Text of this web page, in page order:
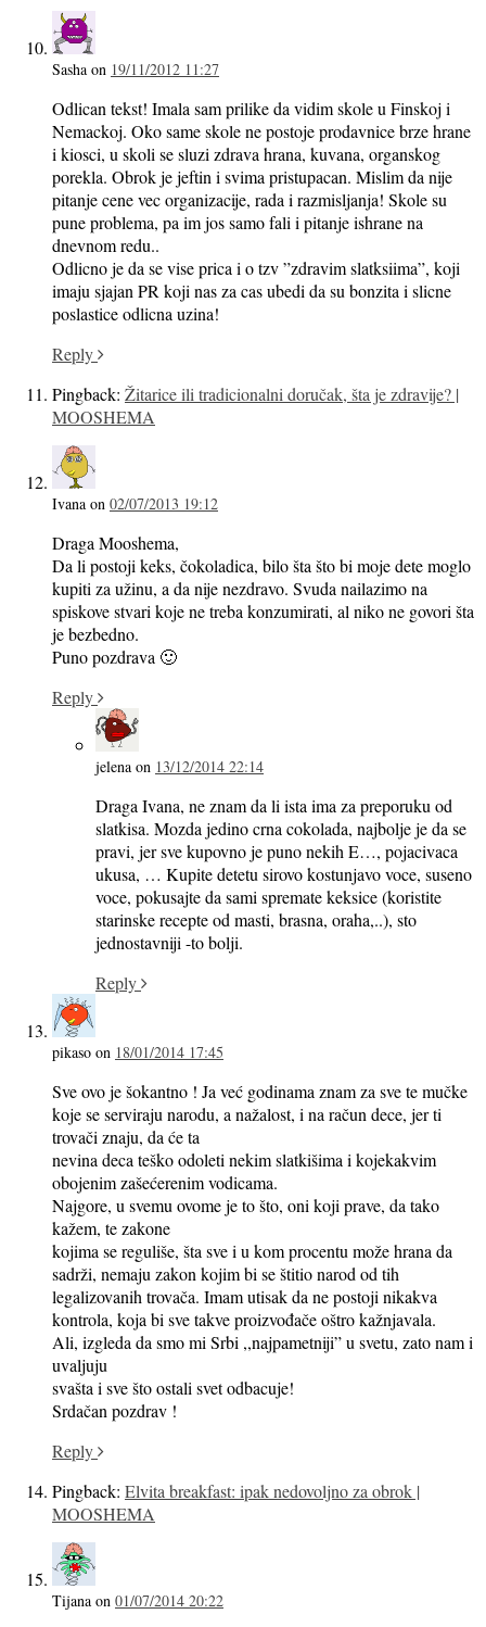
Sasha on 19/11/2012 11:27
Odlican tekst! Imala sam prilike da vidim skole u Finskoj i
Nemackoj. Oko same skole ne postoje prodavnice brze hrane
i kiosci, u skoli se sluzi zdrava hrana, kuvana, organskog
porekla. Obrok je jeftin i svima pristupacan. Mislim da nije
pitanje cene vec organizacije, rada i razmisljanja! Skole su
pune problema, pa im jos samo fali i pitanje ishrane na
dnevnom redu..
Odlicno je da se vise prica i o tzv ”zdravim slatksiima”, koji
imaju sjajan PR koji nas za cas ubedi da su bonzita i slicne
poslastice odlicna uzina!
Reply
Pingback: Žitarice ili tradicionalni doručak, šta je zdravije? |
MOOSHEMA
Ivana on 02/07/2013 19:12
Draga Mooshema,
Da li postoji keks, čokoladica, bilo šta što bi moje dete moglo
kupiti za užinu, a da nije nezdravo. Svuda nailazimo na
spiskove stvari koje ne treba konzumirati, al niko ne govori šta
je bezbedno.
Puno pozdrava 🙂
Reply
jelena on 13/12/2014 22:14
Draga Ivana, ne znam da li ista ima za preporuku od
slatkisa. Mozda jedino crna cokolada, najbolje je da se
pravi, jer sve kupovno je puno nekih E…, pojacivaca
ukusa, … Kupite detetu sirovo kostunjavo voce, suseno
voce, pokusajte da sami spremate keksice (koristite
starinske recepte od masti, brasna, oraha,..), sto
jednostavniji -to bolji.
Reply
pikaso on 18/01/2014 17:45
Sve ovo je šokantno ! Ja već godinama znam za sve te mučke
koje se serviraju narodu, a nažalost, i na račun dece, jer ti
trovači znaju, da će ta
nevina deca teško odoleti nekim slatkišima i kojekakvim
obojenim zašećerenim vodicama.
Najgore, u svemu ovome je to što, oni koji prave, da tako
kažem, te zakone
kojima se reguliše, šta sve i u kom procentu može hrana da
sadrži, nemaju zakon kojim bi se štitio narod od tih
legalizovanih trovača. Imam utisak da ne postoji nikakva
kontrola, koja bi sve takve proizvođače oštro kažnjavala.
Ali, izgleda da smo mi Srbi ,,najpametniji” u svetu, zato nam i
uvaljuju
svašta i sve što ostali svet odbacuje!
Srdačan pozdrav !
Reply
Pingback: Elvita breakfast: ipak nedovoljno za obrok |
MOOSHEMA
Tijana on 01/07/2014 20:22